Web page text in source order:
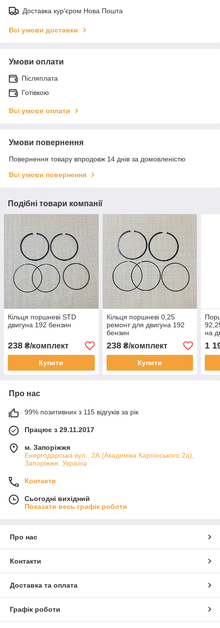
Доставка кур'єром Нова Пошта
Всі умови доставки
Умови оплати
Післяплата
Готівкою
Всі умови оплати
Умови повернення
Повернення товару впродовж 14 днів за домовленістю
Всі умови повернення
Подібні товари компанії
Кільця поршневі STD
двигуна 192 бензин
238 ₴/комплект
Купити
Кільця поршневі 0,25
ремонт для двигуна 192
бензин
238₴/комплект
Купити
на
1
Про нас
99% позитивних з 115 відгуків за рік
Працює з 29.11.2017
м. Запоріжжя
Енергодарська вул., 2А (Академіка Карпінського 2а),
Запоріжжя, Україна
Контакти
Сьогодні вихідний
Показати весь графік роботи
Про нас
Контакти
Доставка та оплата
Графік роботи